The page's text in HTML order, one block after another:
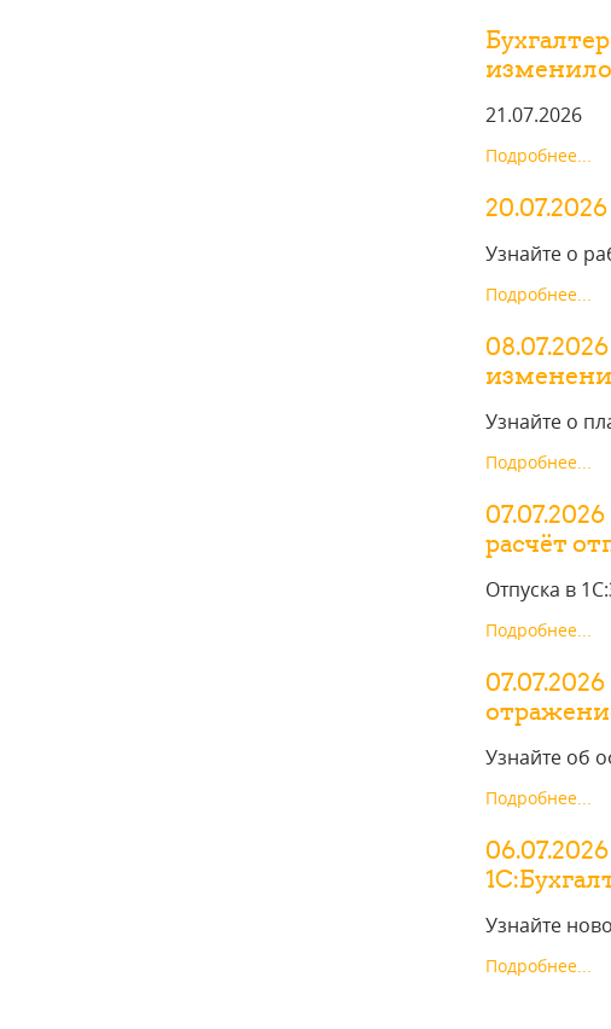
21.07.2026
Подробнее...
Узнайте о
Подробнее...
Узнайте о
Подробнее...
расчёт
Отпуска в
Подробнее...
Узнайте об
Подробнее...
Узнайте
Подробнее...